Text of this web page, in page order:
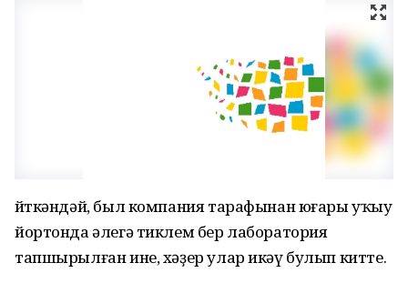
Әйткәндәй, был компания тарафынан юғары уҡыу
йортонда әлегә тиклем бер лаборатория
тапшырылған ине, хәҙер улар икәү булып китте.